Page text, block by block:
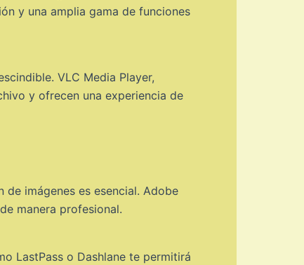
y una amplia gama de funciones
VLC Media Player,
y ofrecen una experiencia de
imágenes es esencial. Adobe
manera profesional.
LastPass o Dashlane te permitirá